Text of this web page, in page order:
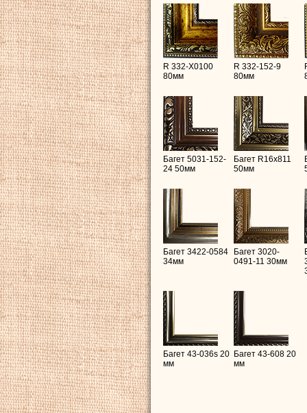
R 332-X0100
80мм
R 332-152-9
80мм
Багет 5031-152-
24 50мм
Багет R16х811
50мм
Багет 3422-0584
34мм
Багет 3020-
0491-11 30мм
Багет 43-036s 20
мм
Багет 43-608 20
мм